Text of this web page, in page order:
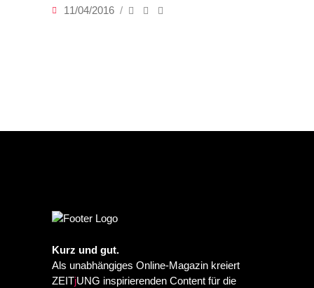
11/04/2016
Kurz und gut.
Als unabhängiges Online-Magazin kreiert
ZEITjUNG inspirierenden Content für die